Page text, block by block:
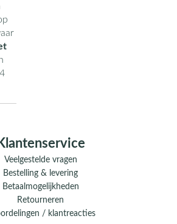
Veelgestelde vragen
Bestelling & levering
Betaalmogelijkheden
Retourneren
/ klantreacties